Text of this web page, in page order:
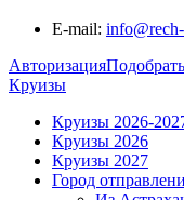
E-mail:
Авторизация
Круизы
Круизы 2026-
Круизы 2026
Круизы 2027
Город